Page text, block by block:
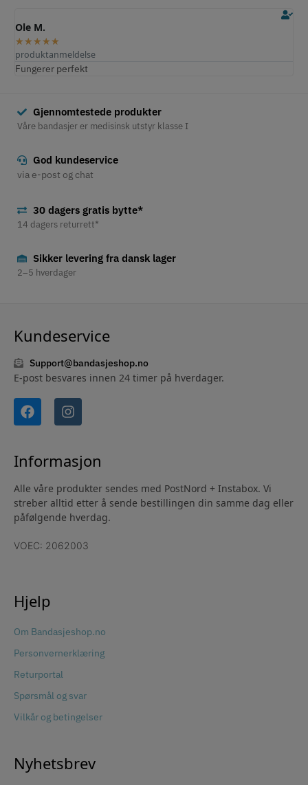
Ole M.
★ ★ ★ ★ ★
produktanmeldelse
Fungerer perfekt
Gjennomtestede produkter
Våre bandasjer er medisinsk utstyr klasse I
God kundeservice
via e-post og chat
30 dagers gratis bytte*
14 dagers returrett*
Sikker levering fra dansk lager
2–5 hverdager
Kundeservice
Support@bandasjeshop.no
E-post besvares innen 24 timer på hverdager.
Informasjon
Alle våre produkter sendes med PostNord + Instabox. Vi
streber alltid etter å sende bestillingen din samme dag eller
påfølgende hverdag.
VOEC: 2062003
Hjelp
Om Bandasjeshop.no
Personvernerklæring
Returportal
Spørsmål og svar
Vilkår og betingelser
Nyhetsbrev